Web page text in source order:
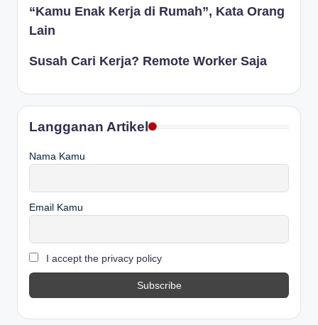
“Kamu Enak Kerja di Rumah”, Kata Orang
Lain
Susah Cari Kerja? Remote Worker Saja
Langganan Artikel
Nama Kamu
Email Kamu
I accept the privacy policy